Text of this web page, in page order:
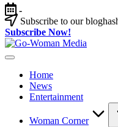
Skip
to
content
-
Subscribe to our
Subscribe Now!
Portal
Untuk
Wanita
Indonesia
Home
News
Entertainment
Woman Corner